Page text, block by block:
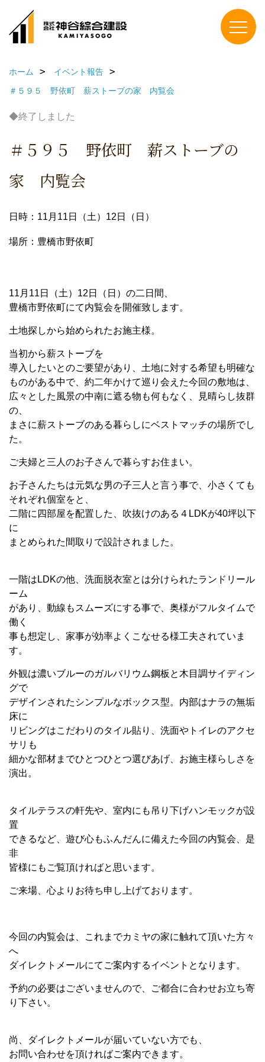
ホーム
イベント報告
＃５９５ 野依町 薪ストーブの家 内覧会
◆終了しました
＃５９５ 野依町 薪ストーブの
家 内覧会
日時：11月11日（土）12日（日）
場所：豊橋市野依町
11月11日（土）12日（日）の二日間、
豊橋市野依町にて内覧会を開催致します。
土地探しから始められたお施主様。
当初から薪ストーブを
導入したいとのご要望があり、土地に対する希望も明確な
ものがある中で、約二年かけて巡り会えた今回の敷地は、
広々とした風景の中南に遮る物も何もなく、見晴らし抜群
の、
まさに薪ストーブのある暮らしにベストマッチの場所でし
た。
ご夫婦と三人のお子さんで暮らすお住まい。
お子さんたちは元気な男の子三人と言う事で、小さくても
それぞれ個室をと、
二階に四部屋を配置した、吹抜けのある４LDKが40坪以下
に
まとめられた間取りで設計されました。
一階はLDKの他、洗面脱衣室とは分けられたランドリール
ーム
があり、動線もスムーズにする事で、奥様がフルタイムで
働く
事も想定し、家事が効率よくこなせる様工夫されていま
す。
外観は濃いブルーのガルバリウム鋼板と木目調サイディン
グで
デザインされたシンプルなボックス型。内部はナラの無垢
床に
リビングはこだわりのタイル貼り、洗面やトイレのアクセ
サリも
細かな部材までひとつひとつ選びあげ、お施主様らしさを
演出。
タイルテラスの軒先や、室内にも吊り下げハンモックが設
置
できるなど、遊び心もふんだんに備えた今回の内覧会、是
非
皆様にもご覧頂ければと思います。
ご来場、心よりお待ち申し上げております。
今回の内覧会は、これまでカミヤの家に触れて頂いた方々
へ
ダイレクトメールにてご案内するイベントとなります。
予約の必要はございませんので、ご都合に合わせお立ち寄
り下さい。
尚、ダイレクトメールが届いていない方でも、
お問い合わせを頂ければご案内できます。